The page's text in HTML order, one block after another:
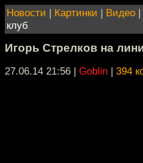
Новости | Картинки | Видео |
клуб
Игорь Стрелков на
27.06.14 21:56 | Goblin | 394